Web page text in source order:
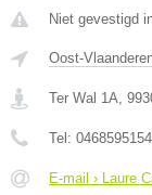
Niet gevestigd
Oost-
Ter Wal 1A,
Tel: 0468595154
E-mail › Laure